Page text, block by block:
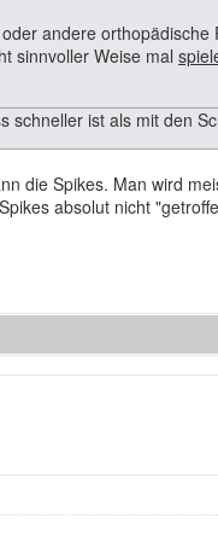
andere
sinnvoller Weise mal
schneller ist als mit den
die Spikes. Man wird
absolut nicht